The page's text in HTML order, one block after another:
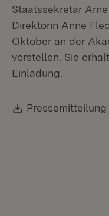
Staatssekretär
Direktorin Anne
Oktober an der
vorstellen. Sie
Einladung.
Download:
Pressemitteilung